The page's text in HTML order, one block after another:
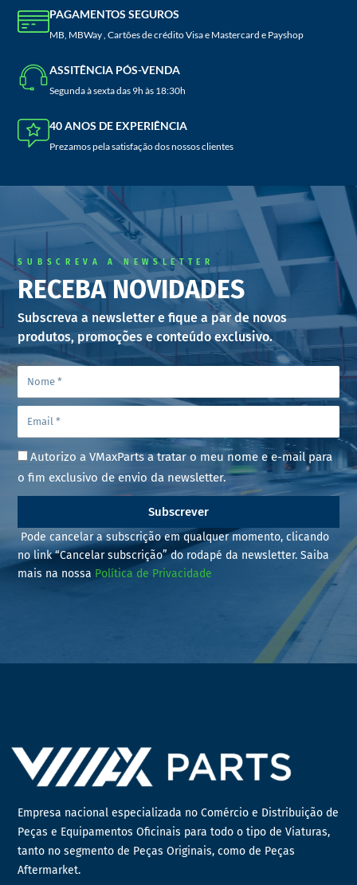
PAGAMENTOS SEGUROS
MB, MBWay , Cartões de crédito Visa e Mastercard e Payshop
ASSITÊNCIA PÓS-VENDA
Segunda à sexta das 9h às 18:30h
40 ANOS DE EXPERIÊNCIA
Prezamos pela satisfação dos nossos clientes
SUBSCREVA A NEWSLETTER
RECEBA NOVIDADES
Subscreva a newsletter e fique a par de novos
produtos, promoções e conteúdo exclusivo.
Autorizo a VMaxParts a tratar o meu nome e e-mail para
o fim exclusivo de envio da newsletter.
Subscrever
Pode cancelar a subscrição em qualquer momento, clicando
no link “Cancelar subscrição” do rodapé da newsletter. Saiba
mais na nossa Política de Privacidade
Empresa nacional especializada no Comércio e Distribuição de
Peças e Equipamentos Oficinais para todo o tipo de Viaturas,
tanto no segmento de Peças Originais, como de Peças
Aftermarket.